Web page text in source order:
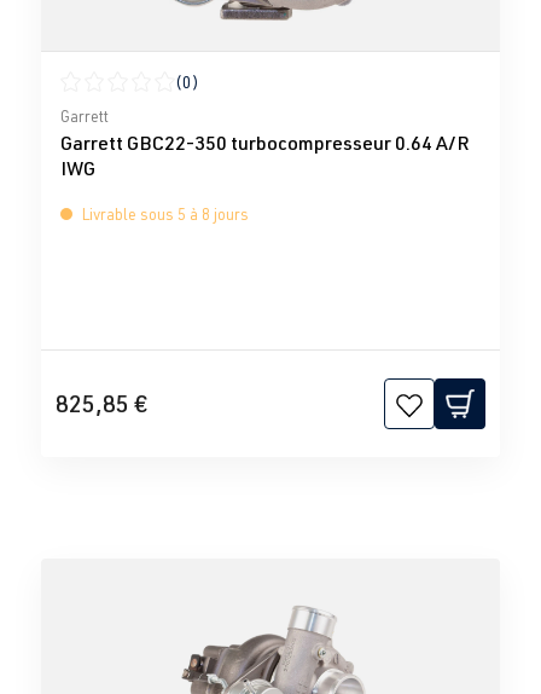
Note moyenne de 0 sur 5 étoiles
(0)
Garrett
Garrett GBC22-350 turbocompresseur 0.64 A/R
IWG
Livrable sous 5 à 8 jours
825,85 €